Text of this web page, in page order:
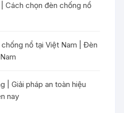
Cách chọn đèn chống nổ
nổ tại Việt Nam | Đèn
| Giải pháp an toàn hiệu
nay